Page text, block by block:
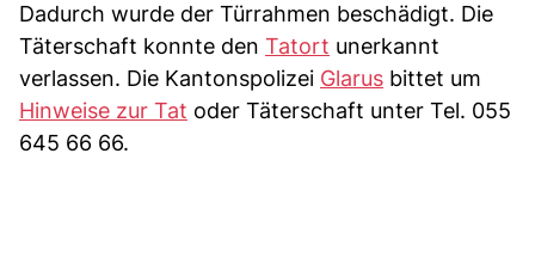
Dadurch wurde der Türrahmen beschädigt. Die
Täterschaft konnte den Tatort unerkannt
verlassen. Die Kantonspolizei Glarus bittet um
Hinweise zur Tat oder Täterschaft unter Tel. 055
645 66 66.